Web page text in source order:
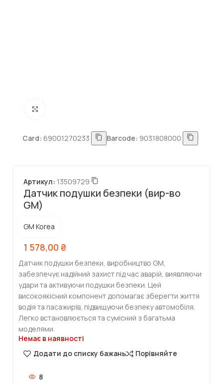
Card: 69001270233 Barcode: 9031808000
Датчик подушки безпеки (вир-во
GM)
Артикул: 13509729
GM Korea
1 578,00 ₴
Датчик подушки безпеки, виробництво GM,
забезпечує надійний захист під час аварій, виявляючи
удари та активуючи подушки безпеки. Цей
високоякісний компонент допомагає зберегти життя
водія та пасажирів, підвищуючи безпеку автомобіля.
Легко встановлюється та сумісний з багатьма
моделями.
Немає в наявності
Додати до списку бажань
Порівняйте
8